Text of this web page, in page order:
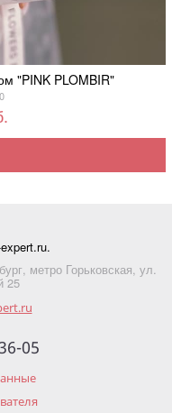
"PINK PLOMBIR"
метро Горьковская, ул.
25
05